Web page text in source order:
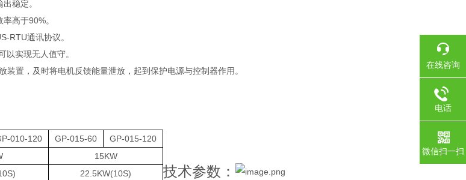
稳定。
高于90%。
RTU通讯协议。
以实现无人值守。
装置，及时将电机反馈能量泄放，起到保护电源与控制器作用。
010-120 GP-015-60
GP-015-120
15KW
22.5KW(10S)
技术参数：
在线咨询
电话
微信扫一扫